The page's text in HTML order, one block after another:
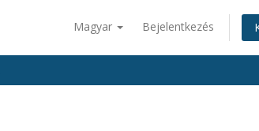
Magyar Bejelentkezés